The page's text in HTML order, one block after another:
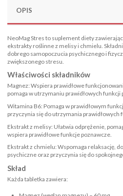
OPIS
NeoMag Stres to suplement diety
ekstrakty roślinne z melisy i chmielu.
dobrego samopoczucia psychicznego i
zwiększonego stresu.
Właściwości składników
Magnez: Wspiera prawidłowe
pomaga w utrzymaniu prawidłowych funkcji
Witamina B6: Pomaga w prawidłowym
przyczynia się do utrzymania prawidłowych
Ekstrakt z melisy: Ułatwia odprężenie,
wspiera prawidłowe funkcje poznawcze. ​
Ekstrakt z chmielu: Wspomaga relaksację,
psychiczne oraz przyczynia się do
Skład
Każda tabletka zawiera:​